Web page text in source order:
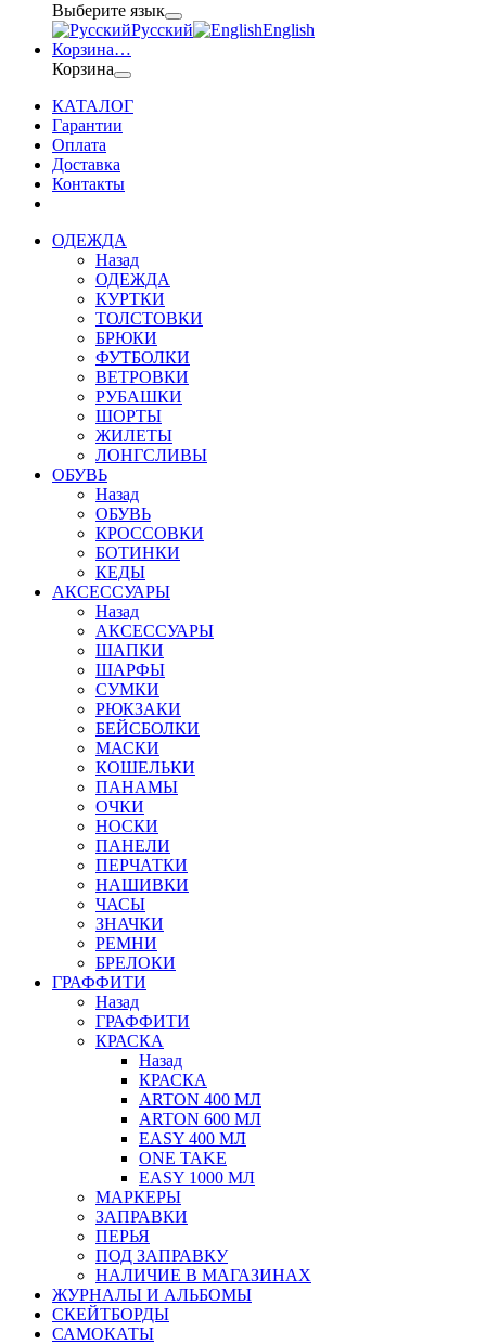
Выберите язык
Русский
English
Корзина…
Корзина
КАТАЛОГ
Гарантии
Оплата
Доставка
Контакты
ОДЕЖДА
Назад
ОДЕЖДА
КУРТКИ
ТОЛСТОВКИ
БРЮКИ
ФУТБОЛКИ
ВЕТРОВКИ
РУБАШКИ
ШОРТЫ
ЖИЛЕТЫ
ЛОНГСЛИВЫ
ОБУВЬ
Назад
ОБУВЬ
КРОССОВКИ
БОТИНКИ
КЕДЫ
АКСЕССУАРЫ
Назад
АКСЕССУАРЫ
ШАПКИ
ШАРФЫ
СУМКИ
РЮКЗАКИ
БЕЙСБОЛКИ
МАСКИ
КОШЕЛЬКИ
ПАНАМЫ
ОЧКИ
НОСКИ
ПАНЕЛИ
ПЕРЧАТКИ
НАШИВКИ
ЧАСЫ
ЗНАЧКИ
РЕМНИ
БРЕЛОКИ
ГРАФФИТИ
Назад
ГРАФФИТИ
КРАСКА
Назад
КРАСКА
ARTON 400 МЛ
ARTON 600 МЛ
EASY 400 МЛ
ONE TAKE
EASY 1000 МЛ
МАРКЕРЫ
ЗАПРАВКИ
ПЕРЬЯ
ПОД ЗАПРАВКУ
НАЛИЧИЕ В МАГАЗИНАХ
ЖУРНАЛЫ И АЛЬБОМЫ
СКЕЙТБОРДЫ
САМОКАТЫ